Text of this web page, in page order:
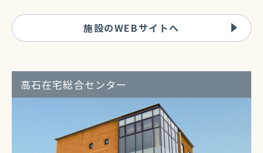
施設のWEBサイトへ
高石在宅総合センター